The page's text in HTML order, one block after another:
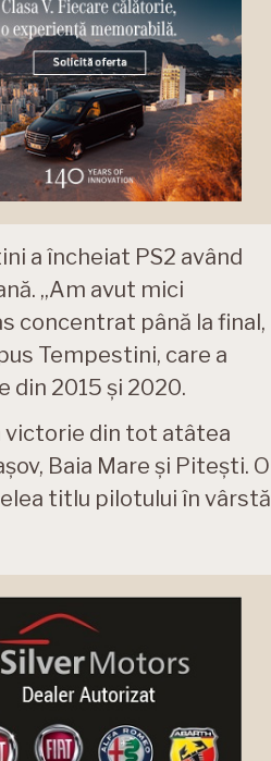
a încheiat PS2 având
„Am avut mici
concentrat până la final,
Tempestini, care a
din 2015 și 2020.
victorie din tot atâtea
Baia Mare și Pitești. O
titlu pilotului în vârstă